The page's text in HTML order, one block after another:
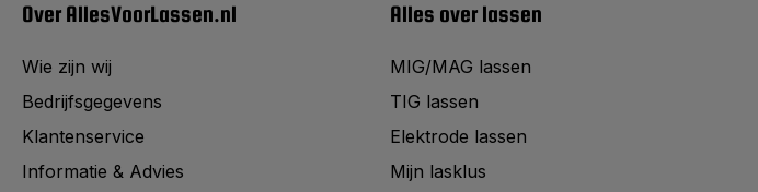
Over AllesVoorLassen.nl
Wie zijn wij
Bedrijfsgegevens
Klantenservice
Informatie & Advies
Alles over lassen
MIG/MAG lassen
TIG lassen
Elektrode lassen
Mijn lasklus